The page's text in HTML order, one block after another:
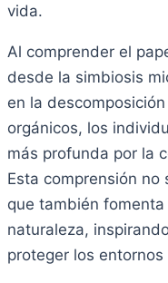
vida.
Al comprender el
desde la simbiosis
en la
orgánicos, los
más profunda por la
Esta comprensión
que también
naturaleza,
proteger los